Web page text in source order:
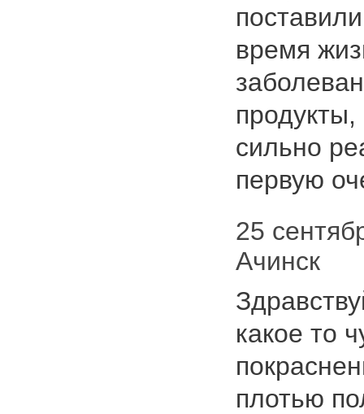
время
сильно
первую
25
Ачинск
какое то
плотью